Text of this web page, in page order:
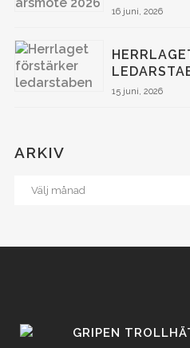
16 juni, 2026
15 juni, 2026
ARKIV
GRIPEN